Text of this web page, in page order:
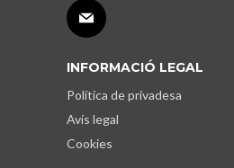
INFORMACIÓ LEGAL
Política de privadesa
Avís legal
Cookies